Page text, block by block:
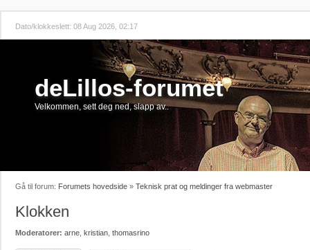
Dato/klokkeslett: 08 Aug 2026, 02:17
deLillos-forumet
Velkommen, sett deg ned, slapp av..
Gå til forum: Forumets hovedside » Teknisk prat og meldinger fra webmaster
Klokken
Moderatorer: arne kristian thomasrino